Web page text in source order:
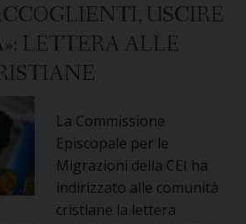
il
meeting
delle
accoglienti
USCIRE
LETTERA ALLE
La Commissione
Episcopale per le
Migrazioni della CEI ha
indirizzato alle comunità
cristiane la lettera